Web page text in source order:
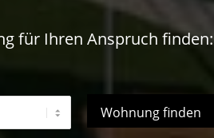
für Ihren Anspruch finden:
Wohnung finden